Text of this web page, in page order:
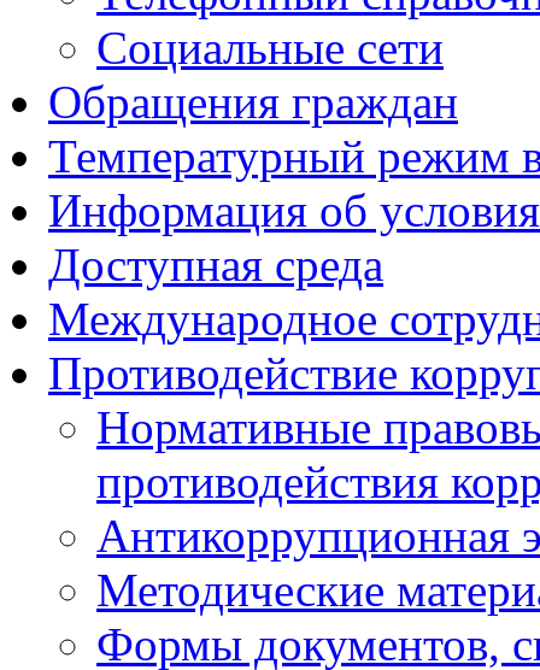
Социальные сети
Обращения граждан
Температурный режим
Информация об
Доступная среда
Международное
Противодействие
Нормативные
противодействия
Антикоррупционная
Методические
Формы документов,